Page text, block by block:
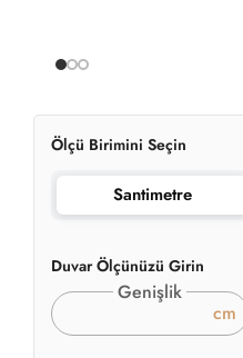
Ölçü Birimini Seçin
Santimetre
Duvar Ölçünüzü Girin
Genişlik
cm